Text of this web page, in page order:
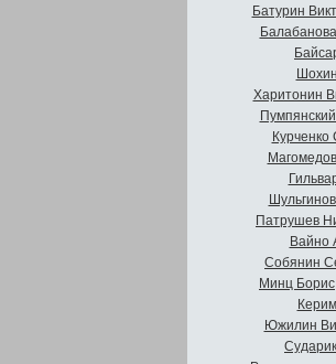
Батурин
Харитонин
Курченко
Патрушев
Вайно
Собянин
Минц Борис
Южилин